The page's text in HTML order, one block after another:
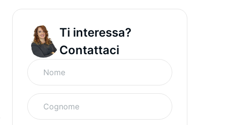
Ti interessa?
Contattaci